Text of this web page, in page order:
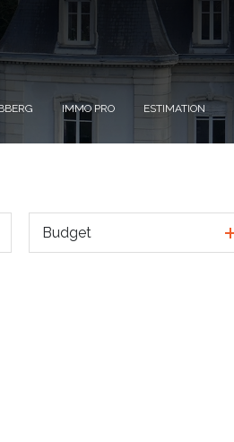
IMMO PRO ESTIMATION
Budget